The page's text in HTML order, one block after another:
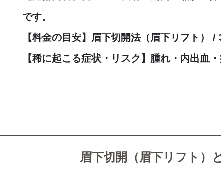
です。
【料金の目安】眉下切開法（眉下リフト） /
【稀に起こる症状・リスク】腫れ・内出血
眉下切開（眉下リフト）